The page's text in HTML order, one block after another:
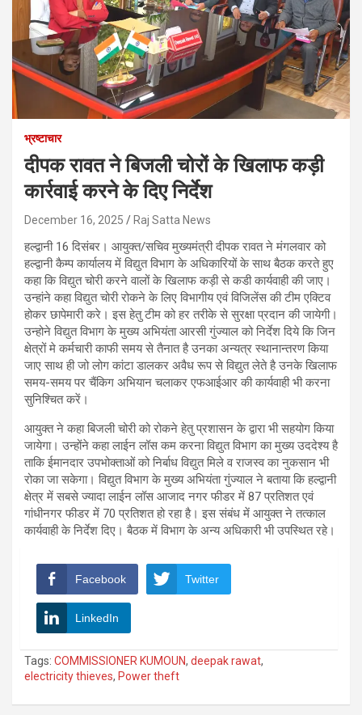
भ्रष्टाचार
दीपक रावत ने बिजली चोरों के खिलाफ कड़ी
कार्रवाई करने के दिए निर्देश
December 16, 2025 Raj Satta News
हल्द्वानी 16 दिसंबर। आयुक्त/सचिव मुख्यमंत्री दीपक रावत ने मंगलवार को
हल्द्वानी कैम्प कार्यालय में विद्युत विभाग के अधिकारियों के साथ बैठक करते हुए
कहा कि विद्युत चोरी करने वालों के खिलाफ कड़ी से कडी कार्यवाही की जाए।
उन्हांने कहा विद्युत चोरी रोकने के लिए विभागीय एवं विजिलेंस की टीम एक्टिव
होकर छापेमारी करे। इस हेतु टीम को हर तरीके से सुरक्षा प्रदान की जायेगी।
उन्होने विद्युत विभाग के मुख्य अभियंता आरसी गुंज्याल को निर्देश दिये कि जिन
क्षेत्रों मे कर्मचारी काफी समय से तैनात है उनका अन्यत्र स्थानान्तरण किया
जाए साथ ही जो लोग कांटा डालकर अवैध रूप से विद्युत लेते है उनके खिलाफ
समय-समय पर चैंकिग अभियान चलाकर एफआईआर की कार्यवाही भी करना
सुनिश्चित करें।
आयुक्त ने कहा बिजली चोरी को रोकने हेतु प्रशासन के द्वारा भी सहयोग किया
जायेगा। उन्होंने कहा लाईन लॉस कम करना विद्युत विभाग का मुख्य उददेश्य है
ताकि ईमानदार उपभोक्ताओं को निर्बाध विद्युत मिले व राजस्व का नुकसान भी
रोका जा सकेगा। विद्युत विभाग के मुख्य अभियंता गुंज्याल ने बताया कि हल्द्वानी
क्षेत्र में सबसे ज्यादा लाईन लॉस आजाद नगर फीडर में 87 प्रतिशत एवं
गांधीनगर फीडर में 70 प्रतिशत हो रहा है। इस संबंध में आयुक्त ने तत्काल
कार्यवाही के निर्देश दिए। बैठक में विभाग के अन्य अधिकारी भी उपस्थित रहे।
Facebook Twitter
LinkedIn
Tags: COMMISSIONER KUMOUN, deepak rawat,
electricity thieves, Power theft